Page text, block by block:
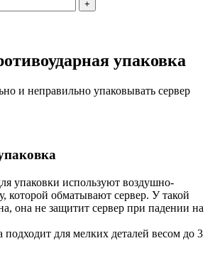
+
упаковка
и неправильно упаковывать сервер
упаковки используют воздушно-
которой обматывают сервер. У такой
она не защитит сервер при падении на
подходит для мелких деталей весом до 3